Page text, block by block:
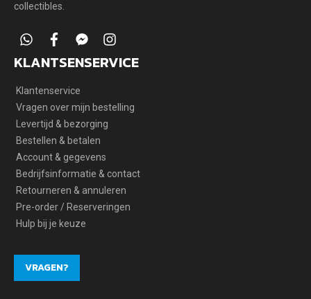
collectibles.
whatsappfacebook
facebook-instagram
KLANTSENSERVICE
Klantenservice
Vragen over mijn bestelling
Levertijd & bezorging
Bestellen & betalen
Account & gegevens
Bedrijfsinformatie & contact
Retourneren & annuleren
Pre-order / Reserveringen
Hulp bij je keuze
VRAGEN?